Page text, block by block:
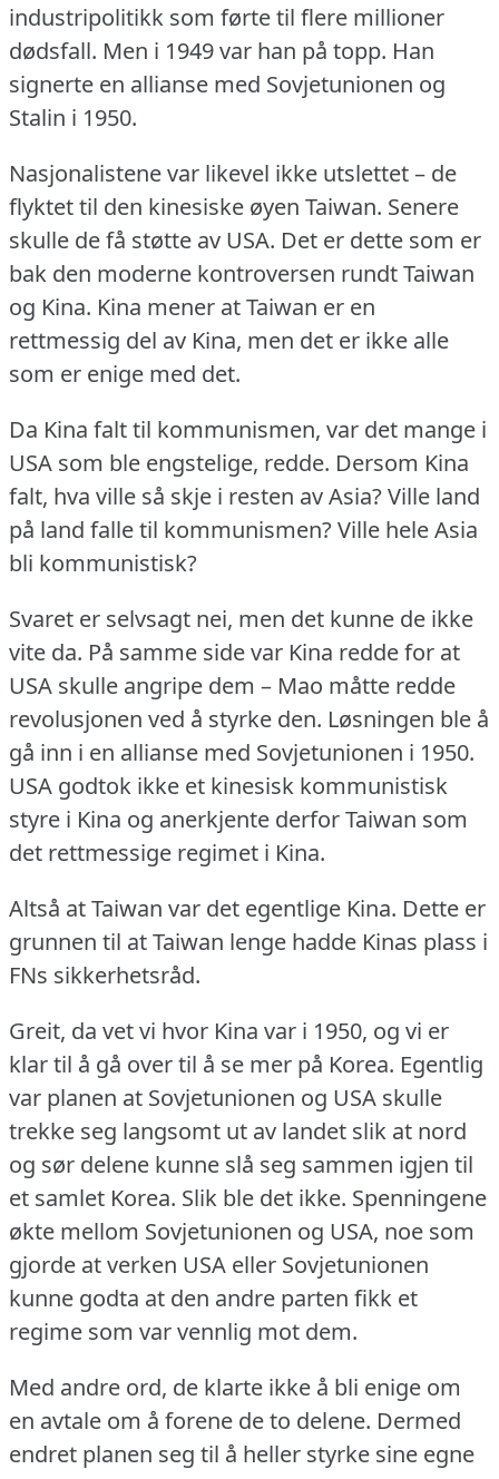
industripolitikk som førte til flere millioner
dødsfall. Men i 1949 var han på topp. Han
signerte en allianse med Sovjetunionen og
Stalin i 1950.
Nasjonalistene var likevel ikke utslettet – de
flyktet til den kinesiske øyen Taiwan. Senere
skulle de få støtte av USA. Det er dette som er
bak den moderne kontroversen rundt Taiwan
og Kina. Kina mener at Taiwan er en
rettmessig del av Kina, men det er ikke alle
som er enige med det.
Da Kina falt til kommunismen, var det mange i
USA som ble engstelige, redde. Dersom Kina
falt, hva ville så skje i resten av Asia?Ville land
på land falle til kommunismen?Ville hele Asia
bli kommunistisk?
Svaret er selvsagt nei, men det kunne de ikke
vite da. På samme side var Kina redde for at
USA skulle angripe dem – Mao måtte redde
revolusjonen ved å styrke den. Løsningen ble å
gå inn i en allianse med Sovjetunionen i 1950.
USA godtok ikke et kinesisk kommunistisk
styre i Kina og anerkjente derfor Taiwan som
det rettmessige regimet i Kina.
Altså at Taiwan var det egentlige Kina. Dette er
grunnen til at Taiwan lenge hadde Kinas plass i
FNs sikkerhetsråd.
Greit, da vet vi hvor Kina var i 1950, og vi er
klar til å gå over til å se mer på Korea. Egentlig
var planen at Sovjetunionen og USA skulle
trekke seg langsomt ut av landet slik at nord
og sør delene kunne slå seg sammen igjen til
et samlet Korea. Slik ble det ikke. Spenningene
økte mellom Sovjetunionen og USA, noe som
gjorde at verken USA eller Sovjetunionen
kunne godta at den andre parten fikk et
regime som var vennlig mot dem.
Med andre ord, de klarte ikke å bli enige om
en avtale om å forene de to delene. Dermed
endret planen seg til å heller styrke sine egne